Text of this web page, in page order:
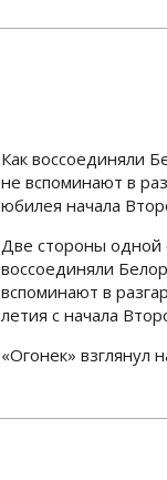
Как воссоединяли
не вспоминают в
юбилея начала
Две стороны одной
воссоединяли
вспоминают в
летия с начала
«Огонек» взглянул